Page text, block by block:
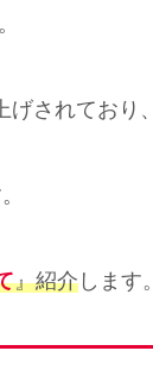
されており、
』紹介 します。